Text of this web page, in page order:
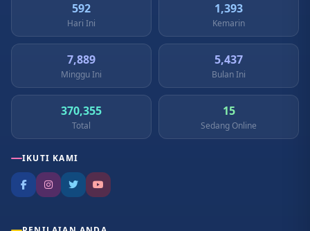
592
Hari Ini
1,393
Kemarin
7,889
Minggu Ini
5,437
Bulan Ini
370,355
Total
15
Sedang Online
IKUTI KAMI